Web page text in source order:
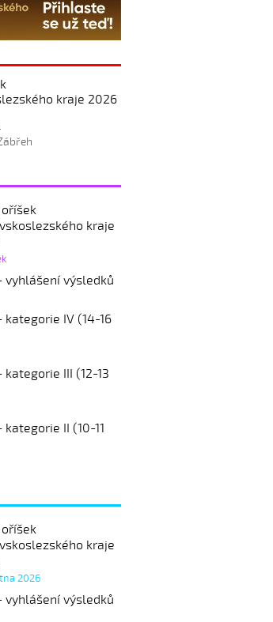
kraje 2026
kraje
vyhlášení výsledků
IV (14-16
III (12-13
II (10-11
kraje
2026
vyhlášení výsledků